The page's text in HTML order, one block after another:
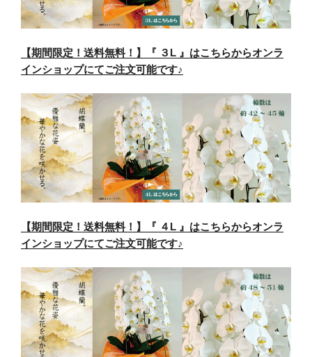
【期間限定！送料無料！】『 ３L 』はこちらからオンラ
インショップにてご注文可能です♪
【期間限定！送料無料！】『 ４L 』はこちらからオンラ
インショップにてご注文可能です♪